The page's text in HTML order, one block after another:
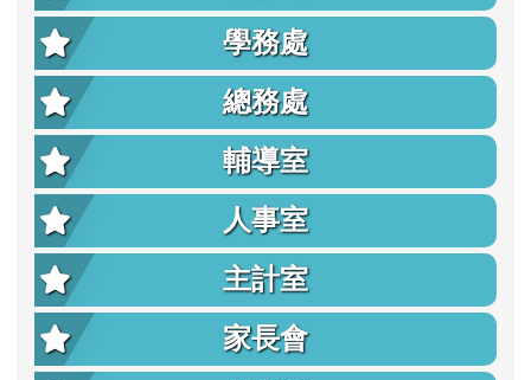
學務處
總務處
輔導室
人事室
主計室
家長會